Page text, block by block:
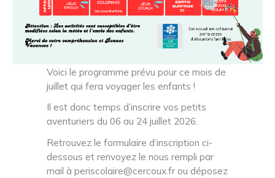
Voici le programme prévu pour ce mois de
juillet qui fera voyager les enfants !
Il est donc temps d’inscrire vos petits
aventuriers du 06 au 24 juillet 2026.
Retrouvez le formulaire d’inscription ci-
dessous et renvoyez le nous rempli par
mail à periscolaire@cercoux.fr ou déposez